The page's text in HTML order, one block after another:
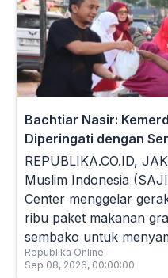
Bachtiar Nasir:
Diperingati dengan
REPUBLIKA.CO.ID,
Muslim Indonesia
Center menggelar
ribu paket makanan
sembako untuk
Republika Online
Sep 08, 2026, 00:00:00